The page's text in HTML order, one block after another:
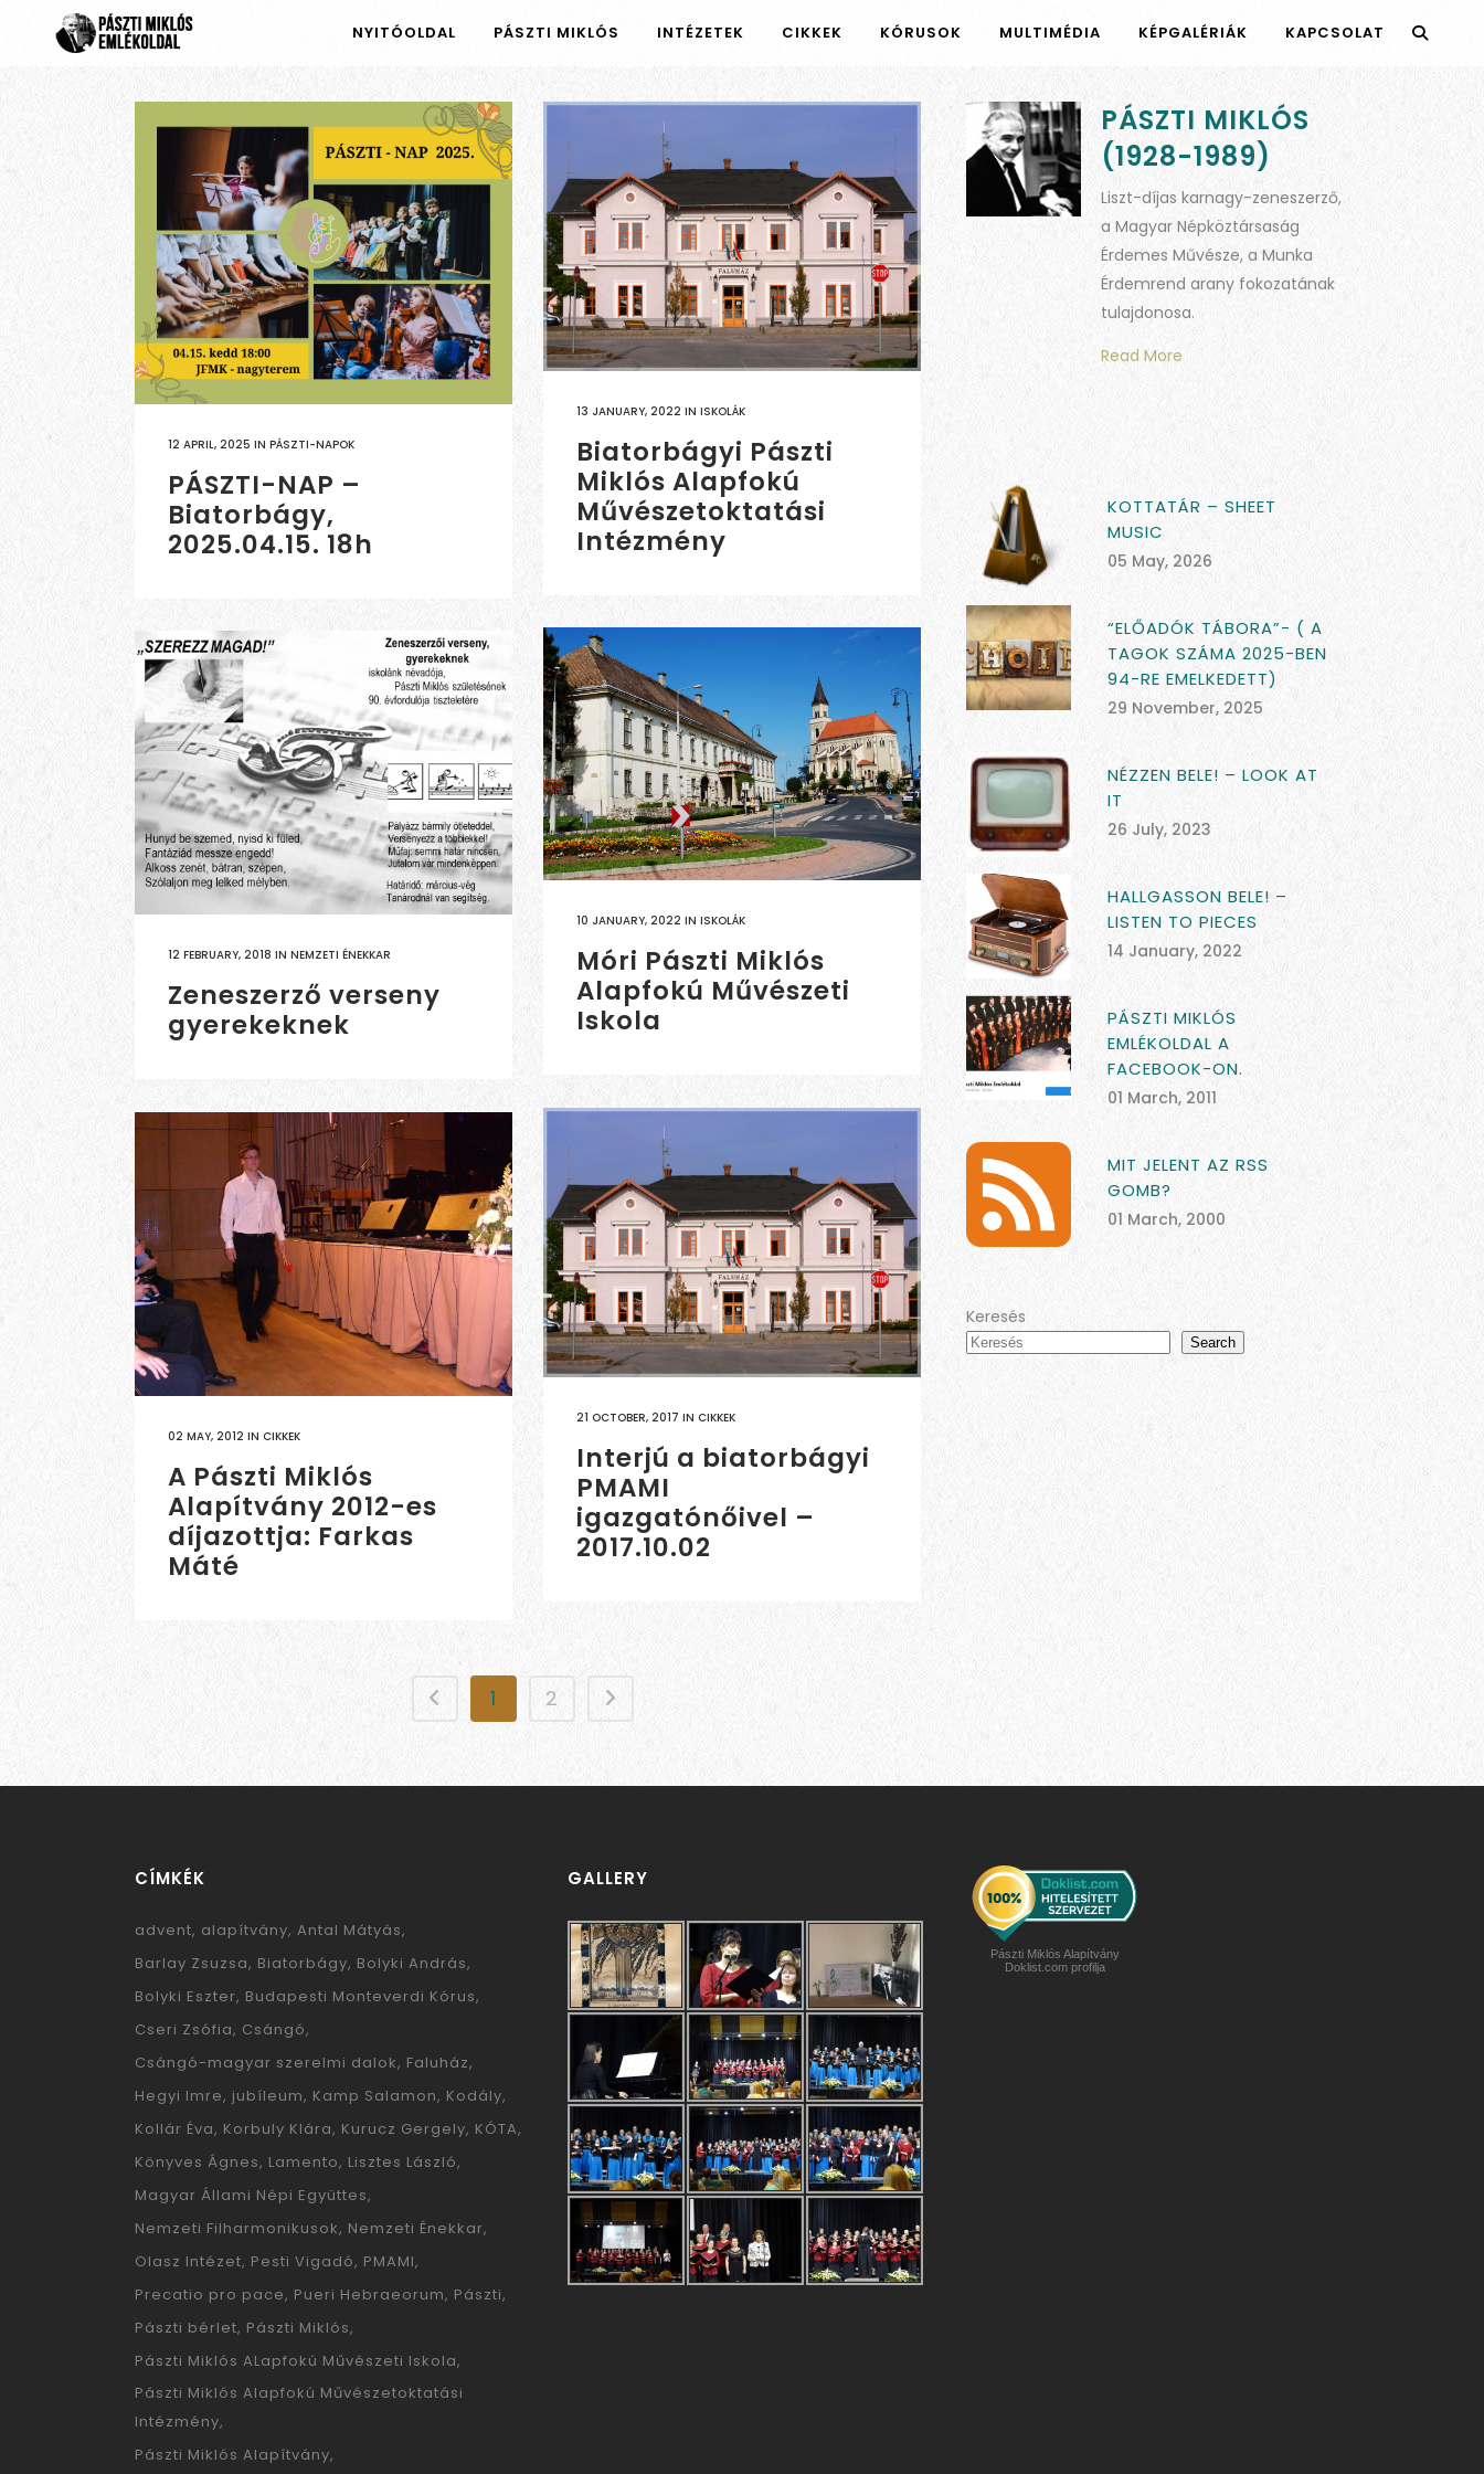
NYITÓOLDAL PÁSZTI MIKLÓS INTÉZETEK CIKKEK KÓRUSOK MULTIMÉDIA KÉPGALÉRIÁK KAPCSOLAT
12 APRIL, 2025 IN PÁSZTI-NAPOK
PÁSZTI-NAP –
Biatorbágy,
2025.04.15. 18h
13 JANUARY, 2022 IN ISKOLÁK
Biatorbágyi Pászti
Miklós Alapfokú
Művészetoktatási
Intézmény
10 JANUARY, 2022 IN ISKOLÁK
Móri Pászti Miklós
Alapfokú Művészeti
Iskola
12 FEBRUARY, 2018 IN NEMZETI ÉNEKKAR
Zeneszerző verseny
gyerekeknek
21 OCTOBER, 2017 IN CIKKEK
Interjú a biatorbágyi
PMAMI
igazgatónőivel –
2017.10.02
02 MAY, 2012 IN CIKKEK
A Pászti Miklós
Alapítvány 2012-es
díjazottja: Farkas
Máté
1 2
PÁSZTI MIKLÓS
(1928-1989)
Liszt-díjas karnagy-zeneszerző,
a Magyar Népköztársaság
Érdemes Művésze, a Munka
Érdemrend arany fokozatának
tulajdonosa.
Read More
KOTTATÁR – SHEET
MUSIC
05 May, 2026
“ELŐADÓK TÁBORA”- ( A
TAGOK SZÁMA 2025-BEN
94-RE EMELKEDETT)
29 November, 2025
NÉZZEN BELE! – LOOK AT
IT
26 July, 2023
HALLGASSON BELE! –
LISTEN TO PIECES
14 January, 2022
PÁSZTI MIKLÓS
EMLÉKOLDAL A
FACEBOOK-ON.
01 March, 2011
MIT JELENT AZ RSS
GOMB?
01 March, 2000
Keresés
Search
CÍMKÉK
advent alapítvány Antal Mátyás
Barlay Zsuzsa Biatorbágy Bolyki András
Bolyki Eszter Budapesti Monteverdi Kórus
Cseri Zsófia Csángó
Csángó-magyar szerelmi dalok Faluház
Hegyi Imre jubíleum Kamp Salamon Kodály
Kollár Éva Korbuly Klára Kurucz Gergely KÓTA
Könyves Ágnes Lamento Lisztes László
Magyar Állami Népi Együttes
Nemzeti Filharmonikusok Nemzeti Énekkar
Olasz Intézet Pesti Vigadó PMAMI
Precatio pro pace Pueri Hebraeorum Pászti
Pászti bérlet Pászti Miklós
Pászti Miklós ALapfokú Művészeti Iskola
Pászti Miklós Alapfokú Művészetoktatási
Intézmény
Pászti Miklós Alapítvány
GALLERY
Pászti Miklós Alapítvány
Doklist.com profilja